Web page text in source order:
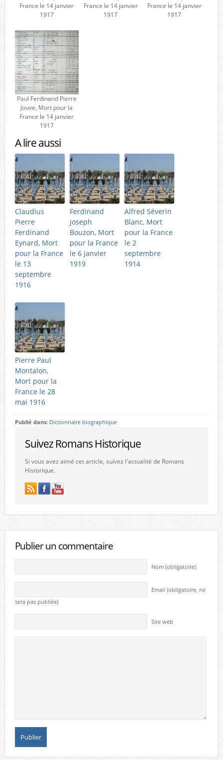
France le 14 janvier
1917
France le 14 janvier
1917
France le 14 janvier
1917
Paul Ferdinand Pierre
Jouve, Mort pour la
France le 14 janvier
1917
A lire aussi
Claudius
Pierre
Ferdinand
Eynard, Mort
pour la France
le 13
septembre
1916
Ferdinand
Joseph
Bouzon, Mort
pour la France
le 6 janvier
1919
Alfred Séverin
Blanc, Mort
pour la France
le 2
septembre
1914
Pierre Paul
Montalon,
Mort pour la
France le 28
mai 1916
Publié dans: Dictionnaire biographique
Suivez Romans Historique
Si vous avez aimé cet article, suivez l'actualité de Romans
Historique.
Publier un commentaire
Nom (obligatoire)
Email (obligatoire, ne
sera pas publiée)
Site web